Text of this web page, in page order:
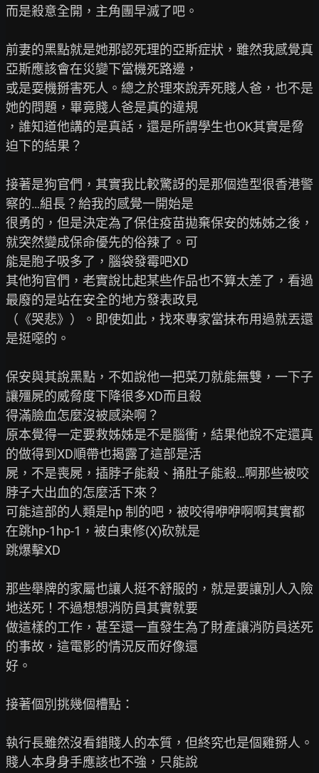
而是殺意全開，主角團早滅了吧。
前妻的黑點就是她那認死理的亞斯症狀，雖然我感覺真
亞斯應該會在災變下當機死路邊，
或是耍機掰害死人。總之於理來說弄死賤人爸，也不是
她的問題，畢竟賤人爸是真的違規
，誰知道他講的是真話，還是所謂學生也OK其實是脅
迫下的結果？
接著是狗官們，其實我比較驚訝的是那個造型很香港警
察的…組長？給我的感覺一開始是
很勇的，但是決定為了保住疫苗拋棄保安的姊姊之後，
就突然變成保命優先的俗辣了。可
能是胞子吸多了，腦袋發霉吧XD
其他狗官們，老實說比起某些作品也不算太差了，看過
最廢的是站在安全的地方發表政見
（《哭悲》）。即使如此，找來專家當抹布用過就丟還
是挺噁的。
保安與其說黑點，不如說他一把菜刀就能無雙，一下子
讓殭屍的威脅度下降很多XD而且殺
得滿臉血怎麼沒被感染啊？
原本覺得一定要救姊姊是不是腦衝，結果他說不定還真
的做得到XD順帶也揭露了這部是活
屍，不是喪屍，插脖子能殺、捅肚子能殺…啊那些被咬
脖子大出血的怎麼活下來？
可能這部的人類是hp 制的吧，被咬得咿咿啊啊其實都
在跳hp-1hp-1，被白東修(X)砍就是
跳爆擊XD
那些舉牌的家屬也讓人挺不舒服的，就是要讓別人入險
地送死！不過想想消防員其實就要
做這樣的工作，甚至還一直發生為了財產讓消防員送死
的事故，這電影的情況反而好像還
好。
接著個別挑幾個槽點：
執行長雖然沒看錯賤人的本質，但終究也是個雞掰人。
賤人本身身手應該也不強，只能說